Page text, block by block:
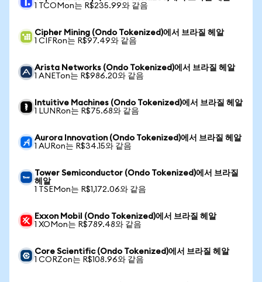
1 TCOMon는 R$235.99와 같음
Cipher Mining (Ondo Tokenized)에서 브라질 헤알
1 CIFRon는 R$97.49와 같음
Arista Networks (Ondo Tokenized)에서 브라질 헤알
1 ANETon는 R$986.20와 같음
Intuitive Machines (Ondo Tokenized)에서 브라질 헤알
1 LUNRon는 R$75.68와 같음
Aurora Innovation (Ondo Tokenized)에서 브라질 헤알
1 AURon는 R$34.15와 같음
Tower Semiconductor (Ondo Tokenized)에서 브라질
헤알
1 TSEMon는 R$1,172.06와 같음
Exxon Mobil (Ondo Tokenized)에서 브라질 헤알
1 XOMon는 R$789.48와 같음
Core Scientific (Ondo Tokenized)에서 브라질 헤알
1 CORZon는 R$108.96와 같음